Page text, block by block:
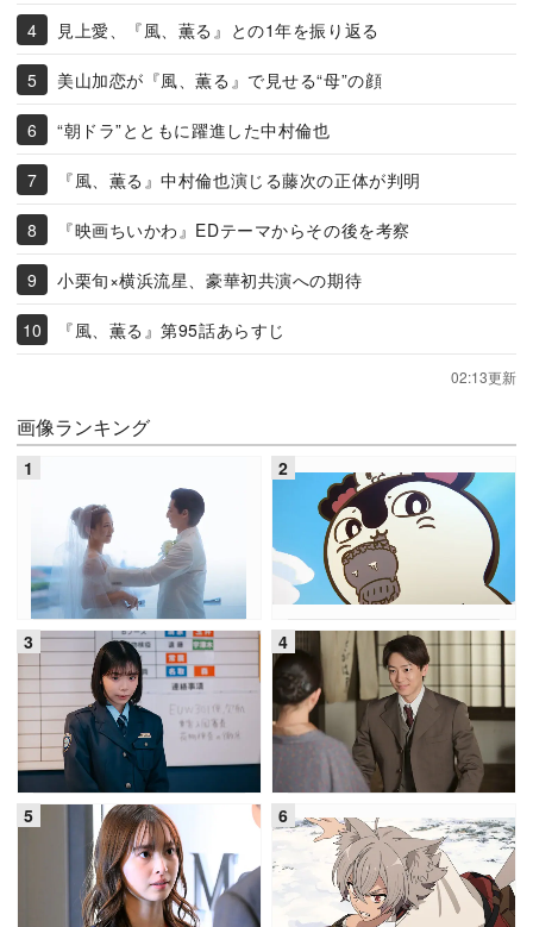
見上愛、『風、薫る』との1年を振り返る
美山加恋が『風、薫る』で見せる“母”の顔
“朝ドラ”とともに躍進した中村倫也
『風、薫る』中村倫也演じる藤次の正体が判明
『映画ちいかわ』EDテーマからその後を考察
小栗旬×横浜流星、豪華初共演への期待
『風、薫る』第95話あらすじ
02:13更新
画像ランキング